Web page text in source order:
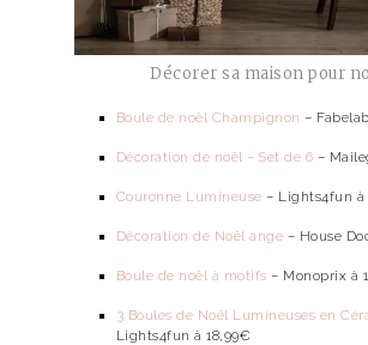
Décorer sa maison pour
Boule de noël Champignon –
Décoration de noël – Set de 6 –
Couronne Lumineuse – Lights4fun à
Décoration de Noël ange – House
Boule de noël à motifs – Monoprix à
3 Boules de Noël Lumineuses en
Lights4fun à 18,99€